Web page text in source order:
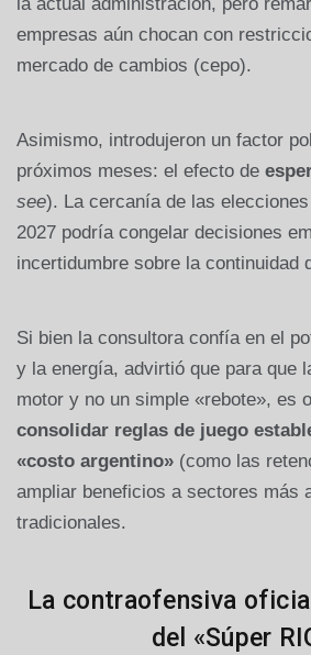
empresas aún chocan con
mercado de cambios (cepo).
Asimismo, introdujeron un factor
próximos meses: el efecto de
see). La cercanía de las
2027 podría congelar decisiones
incertidumbre sobre la continuidad
Si bien la consultora confía en el
y la energía, advirtió que para que
motor y no un simple «rebote», es
consolidar reglas de juego
«costo argentino» (como las
ampliar beneficios a sectores más
tradicionales.
La contraofensiva
del «Súper